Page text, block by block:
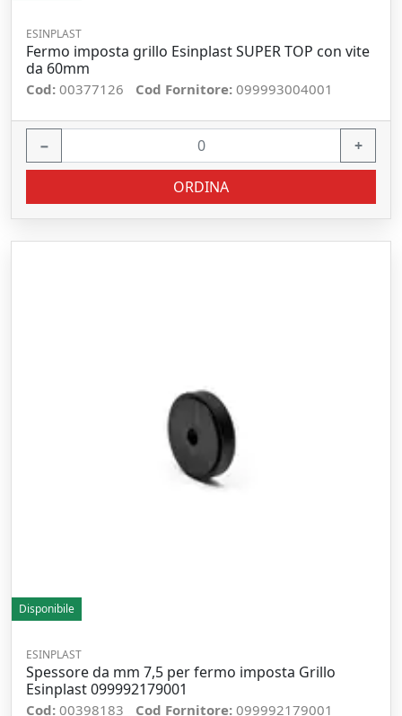
ESINPLAST
Fermo imposta grillo Esinplast SUPER TOP con vite
da 60mm
Cod: 00377126 Cod Fornitore: 099993004001
− +
ORDINA
Disponibile
ESINPLAST
Spessore da mm 7,5 per fermo imposta Grillo
Esinplast 099992179001
Cod: 00398183 Cod Fornitore: 099992179001